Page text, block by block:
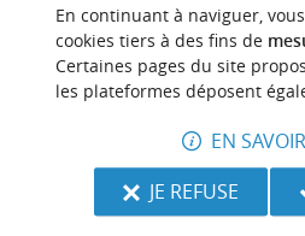
Mont-de-Marsan, une ville à la
campagne, havre de paix au
Détente
En continuant à naviguer,
cookies tiers à des fins de
Certaines pages du site
les plateformes déposent
EN
JE REFUSE